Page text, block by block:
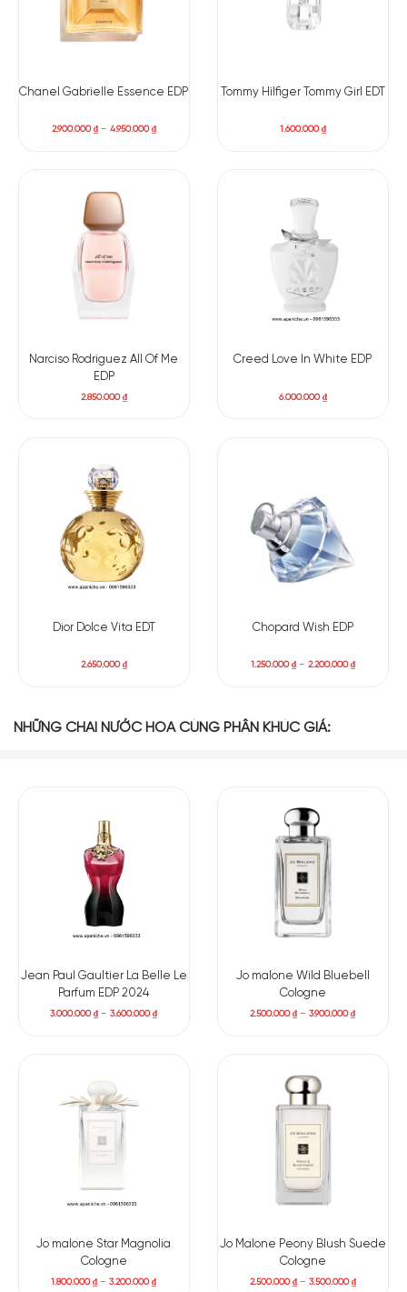
Chanel Gabrielle Essence EDP
2.900.000₫– 4.950.000₫
Tommy Hilfiger Tommy Girl EDT
1.600.000₫
Narciso Rodriguez All Of Me
EDP
2.850.000₫
Creed Love In White EDP
6.000.000₫
Dior Dolce Vita EDT
2.650.000₫
Chopard Wish EDP
1.250.000₫– 2.200.000₫
NHỮNG CHAI NƯỚC HOA CÙNG PHÂN KHÚC GIÁ:
Jean Paul Gaultier La Belle Le
Parfum EDP 2024
3.000.000₫ –3.600.000₫
Jo malone Wild Bluebell
Cologne
2.500.000₫ –3.900.000₫
Jo malone Star Magnolia
Cologne
1.800.000₫ –3.200.000₫
Jo Malone Peony Blush Suede
Cologne
2.500.000₫– 3.500.000₫